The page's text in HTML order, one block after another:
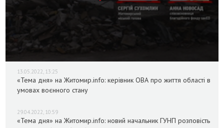
13.05.2022, 13:25
«Тема дня» на Житомир.info: керівник ОВА про життя області в
умовах воєнного стану
29.04.2022, 10:59
«Тема дня» на Житомир.info: новий начальник ГУНП розповість